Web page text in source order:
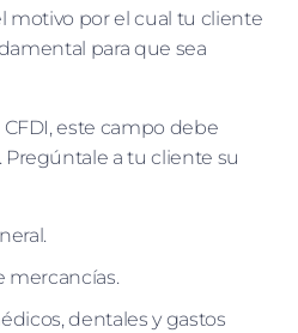
motivo por el cual tu cliente
para que sea
este campo debe
a tu cliente su
mercancías.
dentales y gastos